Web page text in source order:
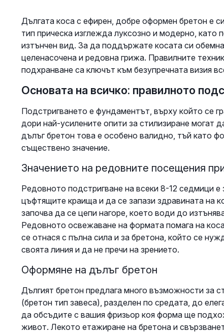
Дългата коса с ефирен, добре оформен бретон е
тип прическа изглежда луксозно и модерно, като
изтънчен вид. За да поддържате косата си
целенасочена и редовна грижа. Правилните
подхранване са ключът към безупречната визия
Основата на всичко: правилното
Подстригването е фундаментът, върху който се
дори най-усилените опити за стилизиране могат
дълъг бретон това е особено валидно, тъй като
съществено значение.
Значението на редовните посещения
Редовното подстригване на всеки 8-12 седмици
цъфтящите краища и да се запази здравината на
започва да се цепи нагоре, което води до
Редовното освежаване на формата помага на
се отнася с пълна сила и за бретона, който се
своята линия и да не пречи на зрението.
Оформяне на дълъг бретон
Дългият бретон предлага много възможности за
(бретон тип завеса), разделен по средата, до
да обсъдите с вашия фризьор коя форма ще
живот. Лекото етажиране на бретона и